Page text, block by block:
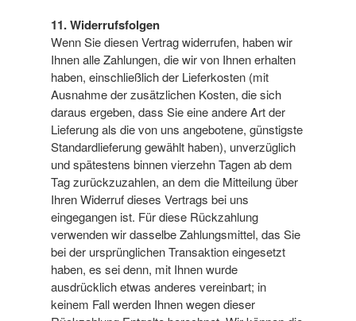
11. Widerrufsfolgen
Wenn Sie diesen Vertrag widerrufen, haben wir
Ihnen alle Zahlungen, die wir von Ihnen erhalten
haben, einschließlich der Lieferkosten (mit
Ausnahme der zusätzlichen Kosten, die sich
daraus ergeben, dass Sie eine andere Art der
Lieferung als die von uns angebotene, günstigste
Standardlieferung gewählt haben), unverzüglich
und spätestens binnen vierzehn Tagen ab dem
Tag zurückzuzahlen, an dem die Mitteilung über
Ihren Widerruf dieses Vertrags bei uns
eingegangen ist. Für diese Rückzahlung
verwenden wir dasselbe Zahlungsmittel, das Sie
bei der ursprünglichen Transaktion eingesetzt
haben, es sei denn, mit Ihnen wurde
ausdrücklich etwas anderes vereinbart; in
keinem Fall werden Ihnen wegen dieser